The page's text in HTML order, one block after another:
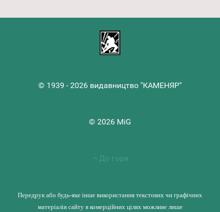
© 1939 - 2026 видавництво "КАМЕНЯР"
© 2026 MiG
До гори
Передрук або будь-яке інше використання текстових чи графічних
матеріалів сайту в комерційних цілях можливе лише